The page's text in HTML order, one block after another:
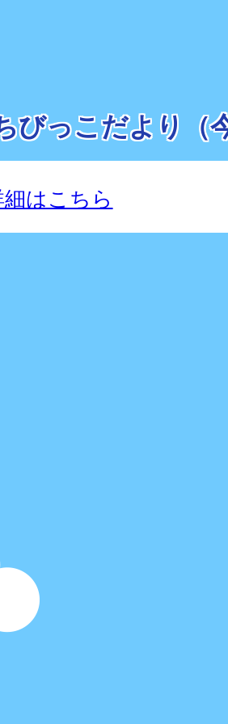
びっこだより（
はこちら